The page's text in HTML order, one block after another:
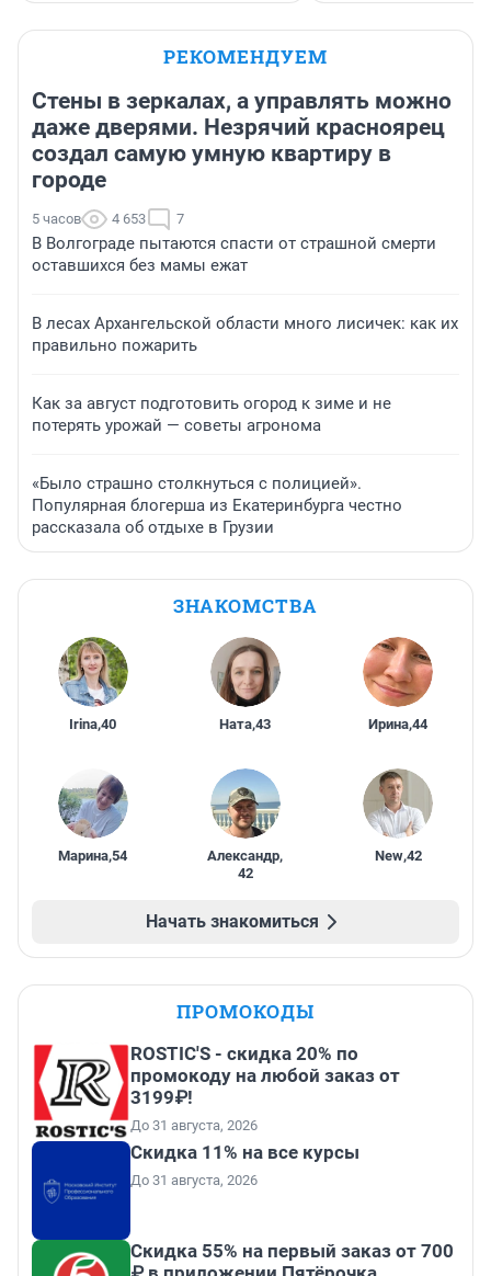
РЕКОМЕНДУЕМ
Стены в зеркалах, а управлять можно
даже дверями. Незрячий красноярец
создал самую умную квартиру в
городе
5 часов 4 653 7
В Волгограде пытаются спасти от страшной смерти
оставшихся без мамы ежат
В лесах Архангельской области много лисичек: как их
правильно пожарить
Как за август подготовить огород к зиме и не
потерять урожай — советы агронома
«Было страшно столкнуться с полицией».
Популярная блогерша из Екатеринбурга честно
рассказала об отдыхе в Грузии
ЗНАКОМСТВА
Irina,40 Ната,43 Ирина,44
Марина,54 Александр,
42
New,42
Начать знакомиться
ПРОМОКОДЫ
ROSTIC'S - скидка 20% по
промокоду на любой заказ от
3199₽!
До 31 августа, 2026
Скидка 11% на все курсы
До 31 августа, 2026
Скидка 55% на первый заказ от 700